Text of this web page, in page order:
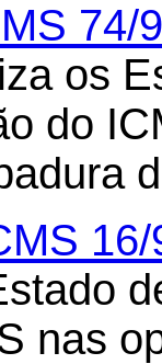
74/
os
do
nas